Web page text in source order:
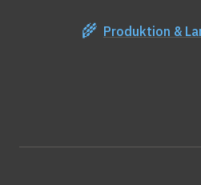
🌾 Produktion &